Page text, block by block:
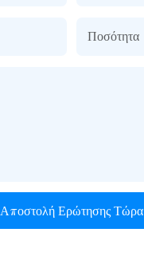
Ποσότητα
Αποστολή Ερώτησης Τώρα